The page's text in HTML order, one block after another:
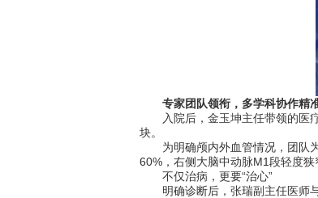
专家团队领衔，多学科协作精
入院后，金玉坤主任带领的医疗
块。
为明确颅内外血管情况，团队为
60%，右侧大脑中动脉M1段轻度
不仅治病，更要“治心”
明确诊断后，张瑞副主任医师与